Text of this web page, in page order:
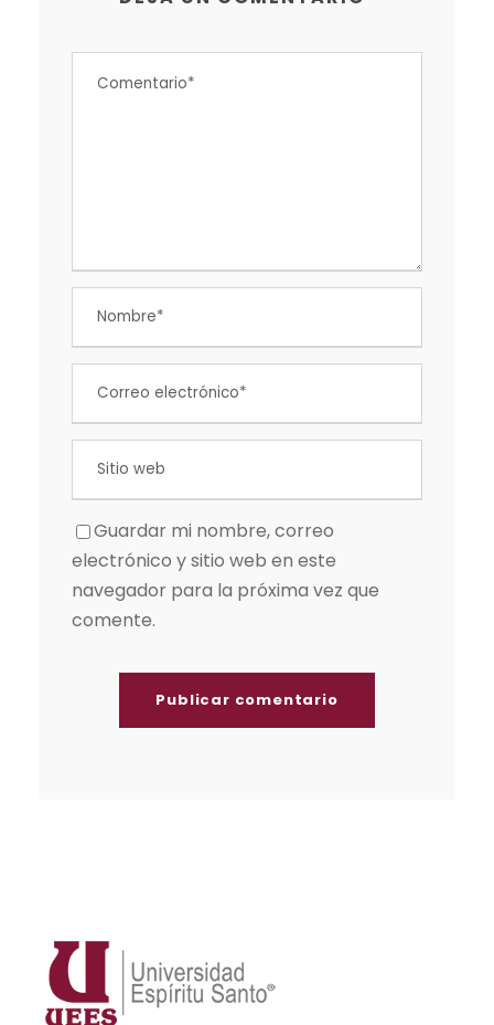
Guardar mi nombre, correo
electrónico y sitio web en este
navegador para la próxima vez que
comente.